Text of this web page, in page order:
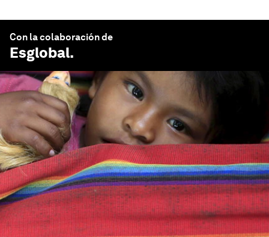
Con la colaboración de
Esglobal.